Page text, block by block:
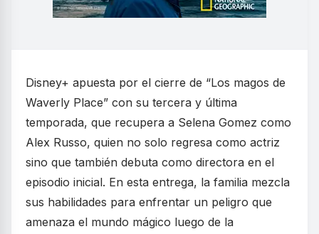
Disney+ apuesta por el cierre de “Los magos de
Waverly Place” con su tercera y última
temporada, que recupera a Selena Gomez como
Alex Russo, quien no solo regresa como actriz
sino que también debuta como directora en el
episodio inicial. En esta entrega, la familia mezcla
sus habilidades para enfrentar un peligro que
amenaza el mundo mágico luego de la